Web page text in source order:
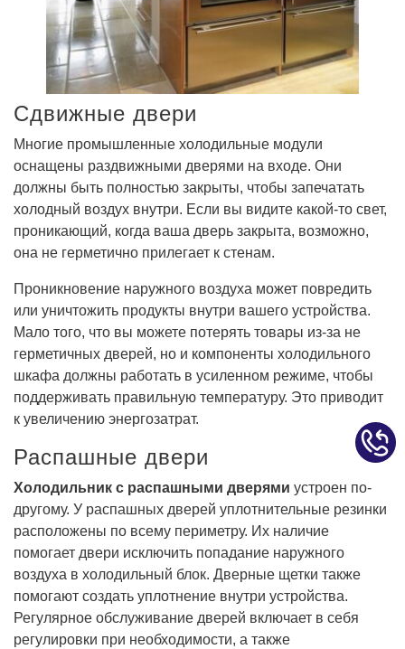
Сдвижные двери
Многие промышленные холодильные модули
оснащены раздвижными дверями на входе. Они
должны быть полностью закрыты, чтобы запечатать
холодный воздух внутри. Если вы видите какой-то свет,
проникающий, когда ваша дверь закрыта, возможно,
она не герметично прилегает к стенам.
Проникновение наружного воздуха может повредить
или уничтожить продукты внутри вашего устройства.
Мало того, что вы можете потерять товары из-за не
герметичных дверей, но и компоненты холодильного
шкафа должны работать в усиленном режиме, чтобы
поддерживать правильную температуру. Это приводит
к увеличению энергозатрат.
Распашные двери
Холодильник с распашными дверями устроен по-
другому. У распашных дверей уплотнительные резинки
расположены по всему периметру. Их наличие
помогает двери исключить попадание наружного
воздуха в холодильный блок. Дверные щетки также
помогают создать уплотнение внутри устройства.
Регулярное обслуживание дверей включает в себя
регулировки при необходимости, а также